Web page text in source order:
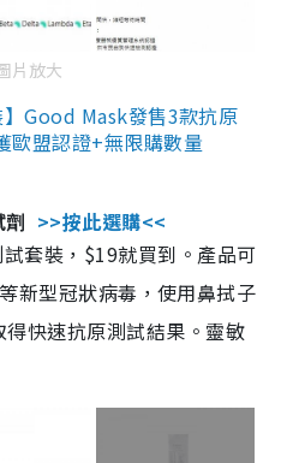
片放大
Good Mask發售3款抗原
歐盟認證+無限購數量
>>按此選購<<
套裝，$19就買到。產品可
新型冠狀病毒，使用鼻拭子
快速抗原測試結果。靈敏